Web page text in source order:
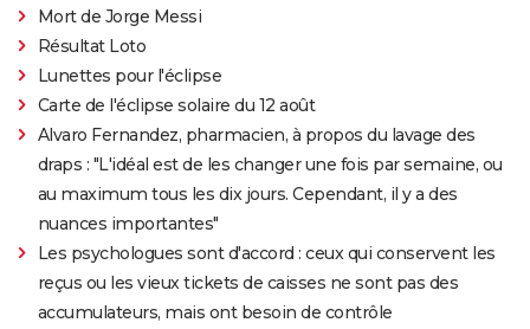
Mort de Jorge Messi
Résultat Loto
Lunettes pour l'éclipse
Carte de l'éclipse solaire du 12 août
Alvaro Fernandez, pharmacien, à propos du lavage des
draps : "L'idéal est de les changer une fois par semaine, ou
au maximum tous les dix jours. Cependant, il y a des
nuances importantes"
Les psychologues sont d'accord : ceux qui conservent les
reçus ou les vieux tickets de caisses ne sont pas des
accumulateurs, mais ont besoin de contrôle